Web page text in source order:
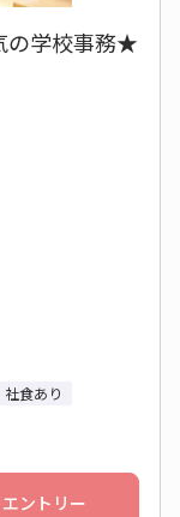
学校事務★
社食あり
エントリー